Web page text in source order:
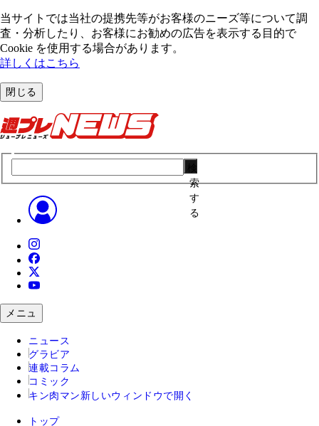
当サイトでは当社の提携先等がお客様のニーズ等について調
査・分析したり、お客様にお勧めの広告を表⽰する⽬的で
Cookie を使⽤する場合があります。
詳しくはこちら
閉じる
索
す
る
メニュ
ニュース
グラビア
連載コラム
コミック
キン肉マン 新しいウィンドウで開く
トップ